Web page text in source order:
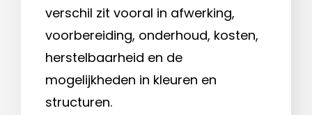
verschil zit vooral in afwerking,
voorbereiding, onderhoud, kosten,
herstelbaarheid en de
mogelijkheden in kleuren en
structuren.